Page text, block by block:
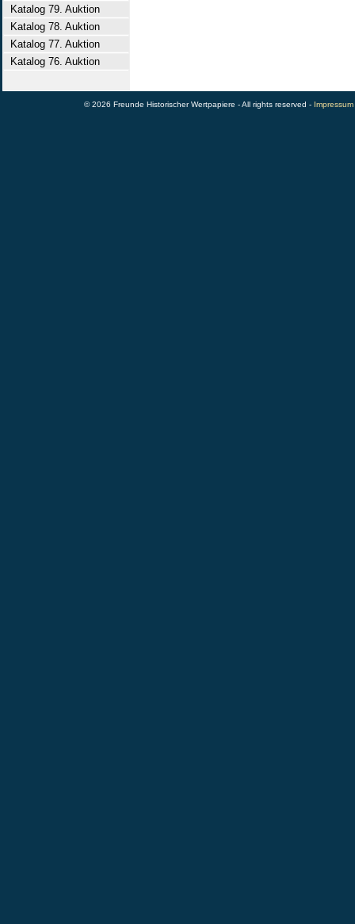
Katalog 79. Auktion
Katalog 78. Auktion
Katalog 77. Auktion
Katalog 76. Auktion
© 2026 Freunde Historischer Wertpapiere - All rights reserved - Impressum